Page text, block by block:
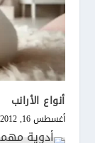
أنواع الأرانب
أغسطس 16, 2012